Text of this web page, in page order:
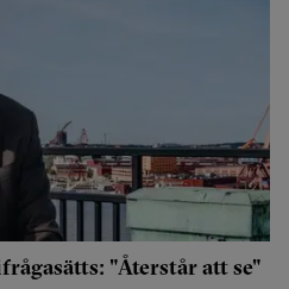
"Återstår att se"